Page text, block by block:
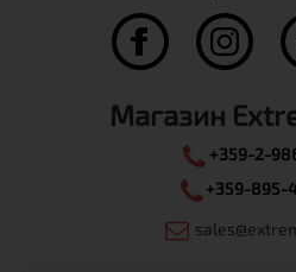
Магазин
+359-2-
+359-895-